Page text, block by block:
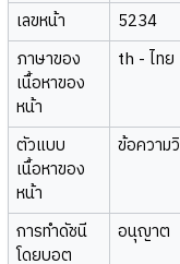
เลขหน้า
5234
ภาษาของ
เนื้อหาของ
หน้า
th - ไทย
ตัวแบบ
เนื้อหาของ
หน้า
ข้อความ
การทำดัชนี
โดยบอต
อนุญาต